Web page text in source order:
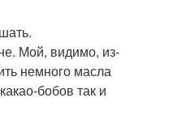
Мой, видимо, из-
немного масла
бобов так и